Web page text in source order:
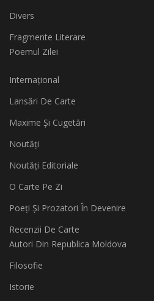
Divers
Fragmente Literare
Poemul Zilei
Internațional
Lansări De Carte
Maxime Și Cugetări
Noutăți
Noutăți Editoriale
O Carte Pe Zi
Poeți Și Prozatori În Devenire
Recenzii De Carte
Autori Din Republica Moldova
Filosofie
Istorie